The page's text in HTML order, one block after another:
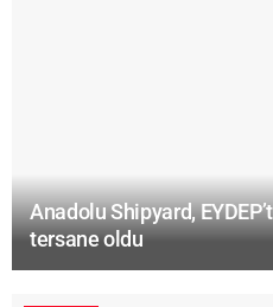
Anadolu Shipyard,
tersane oldu